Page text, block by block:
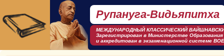
Рупануга-Видьяпитха
МЕЖДУНАРОДНЫЙ КЛАСCИЧЕСКИЙ
Зарегистрирован в Министерстве
и аккредитован в экзаменационной системе